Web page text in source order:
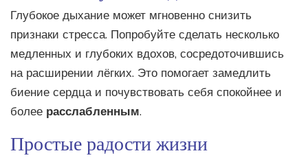
Глубокое дыхание может мгновенно снизить
признаки стресса. Попробуйте сделать несколько
медленных и глубоких вдохов, сосредоточившись
на расширении лёгких. Это помогает замедлить
биение сердца и почувствовать себя спокойнее и
более расслабленным.
Простые радости жизни